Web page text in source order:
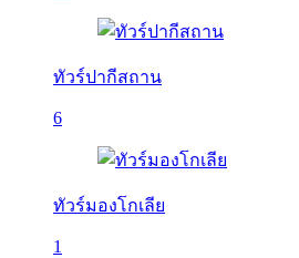
ทัวร์ปากีสถาน
6
ทัวร์มองโกเลีย
1